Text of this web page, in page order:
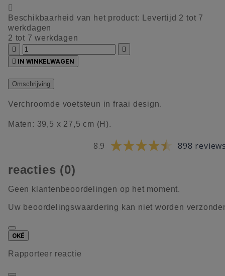

Beschikbaarheid van het product:
Levertijd 2 tot 7
werkdagen
2 tot 7 werkdagen


 IN WINKELWAGEN
Omschrijving
Verchroomde voetsteun in fraai design.
Maten: 39,5 x 27,5 cm (H).
8.9 898
reacties (0)
Geen klantenbeoordelingen op het moment.
Uw beoordelingswaardering kan niet worden
OKÉ
Rapporteer reactie